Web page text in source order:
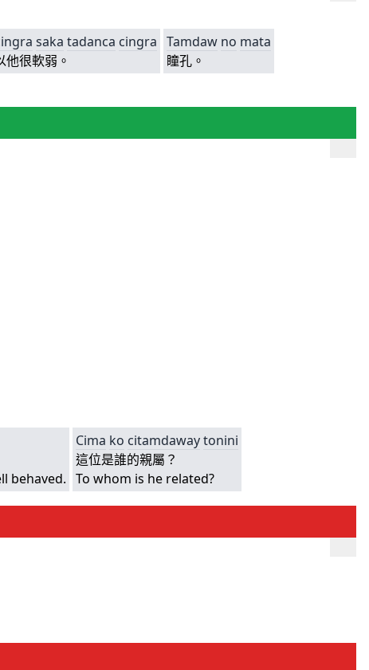
saka tadanca cingra
很軟弱。
Tamdaw no mata
瞳孔。
behaved.
Cima ko citamdawaytonini
這位是誰的親屬？
To whom is he related?